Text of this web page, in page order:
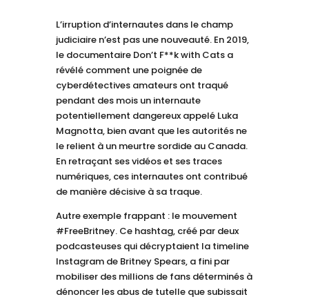
L’irruption d’internautes dans le champ
judiciaire n’est pas une nouveauté. En 2019,
le documentaire Don’t F**k with Cats a
révélé comment une poignée de
cyberdétectives amateurs ont traqué
pendant des mois un internaute
potentiellement dangereux appelé Luka
Magnotta, bien avant que les autorités ne
le relient à un meurtre sordide au Canada.
En retraçant ses vidéos et ses traces
numériques, ces internautes ont contribué
de manière décisive à sa traque.
Autre exemple frappant : le mouvement
#FreeBritney. Ce hashtag, créé par deux
podcasteuses qui décryptaient la timeline
Instagram de Britney Spears, a fini par
mobiliser des millions de fans déterminés à
dénoncer les abus de tutelle que subissait